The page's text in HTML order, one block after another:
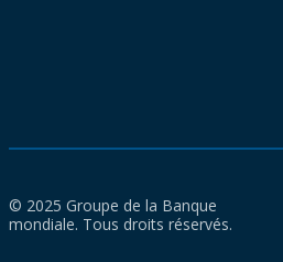
© 2025 Groupe de la Banque
mondiale. Tous droits réservés.